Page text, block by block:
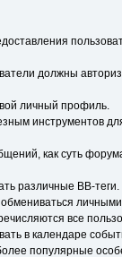
должны
личный профиль.
инструментов
как суть
различные BB-теги.
обмениваться
все
в календаре
популярные